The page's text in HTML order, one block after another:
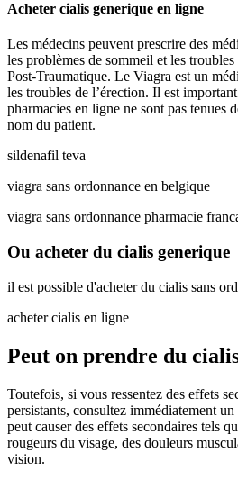
Acheter cialis generique en ligne
Les médecins peuvent prescrire des
les problèmes de sommeil et les
Post-Traumatique. Le Viagra est un
les troubles de l’érection. Il est
pharmacies en ligne ne sont pas tenues
nom du patient.
sildenafil teva
viagra sans ordonnance en belgique
viagra sans ordonnance pharmacie
Ou acheter du cialis generique
il est possible d'acheter du cialis sans
acheter cialis en ligne
Peut on prendre du
Toutefois, si vous ressentez des effets
persistants, consultez immédiatement
peut causer des effets secondaires tels
rougeurs du visage, des douleurs
vision.